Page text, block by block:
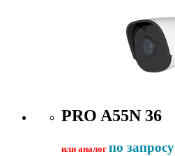
PRO A55N 36
или аналог по запросу